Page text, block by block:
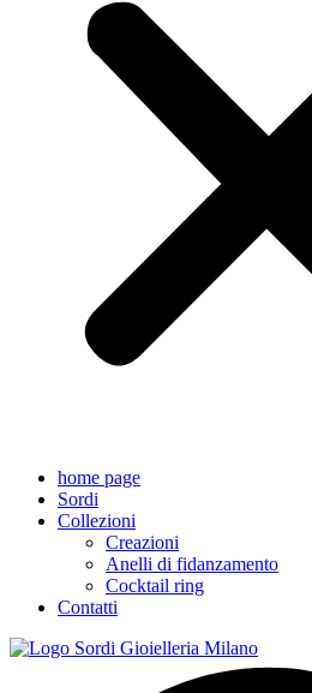
home page
Sordi
Collezioni
Creazioni
Anelli di fidanzamento
Cocktail ring
Contatti